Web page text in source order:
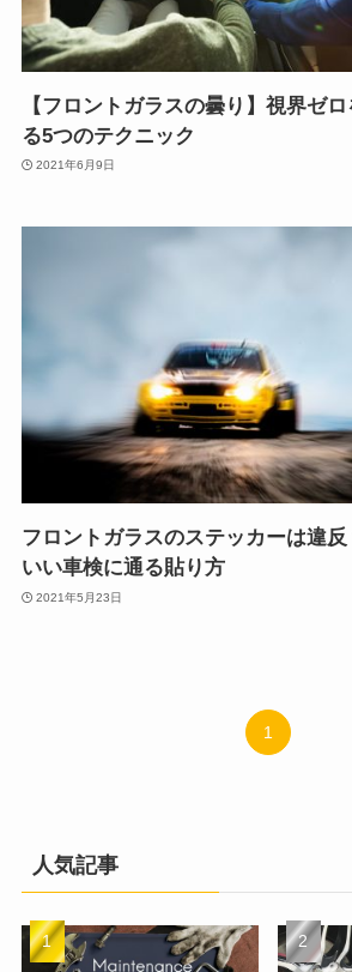
【フロントガラスの曇り】視界ゼ
る5つのテクニック
2021年6月9日
フロントガラスのステッカーは違
いい車検に通る貼り方
2021年5月23日
1
人気記事